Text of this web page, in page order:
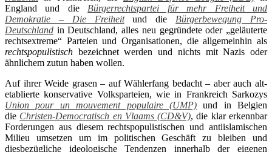
England und die Bürgerrechtspartei für mehr Freiheit und
Demokratie – Die Freiheitund die Bürgerbewegung Pro-
Deutschland in Deutschland, alles neu gegründete oder „geläuterte
rechtsextreme“ Parteien und Organisationen, die allgemeinhin als
rechtspopulistisch bezeichnet werden und nichts mit Nazis oder
ähnlichem zutun haben wollen.
Auf ihrer Weide grasen – auf Wählerfang bedacht – aber auch alt-
etablierte konservative Volksparteien, wie in Frankreich Sarkozys
Union pour un mouvement populaire (UMP)
und in Belgien
die Christen-Democratisch en Vlaams (CD&V), die klar erkennbar
Forderungen aus diesem rechtspopulistischen und antiislamischen
Milieu umsetzen um im politischen Geschäft zu bleiben und
diesbezügliche ideologische Tendenzen innerhalb der eigenen